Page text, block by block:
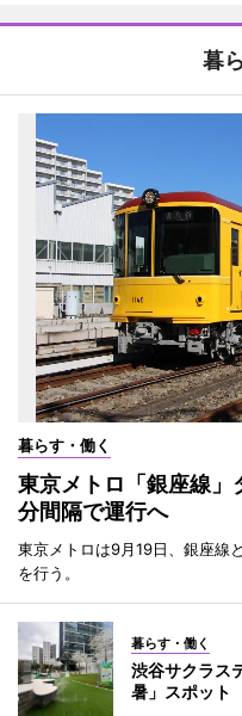
暮
暮らす・働く
東京メトロ「銀座線
分間隔で運行へ
東京メトロは9月19日、銀座線
を行う。
暮らす・働く
渋谷サクラス
暑」スポット